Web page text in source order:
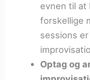
evnen til at
forskellige
sessions
Optag og